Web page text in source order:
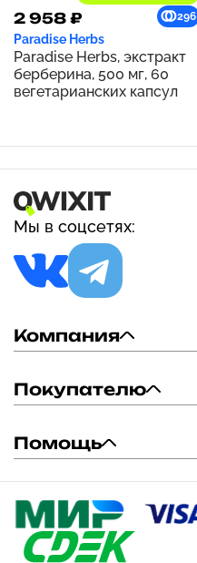
2 958 ₽ 296
Paradise Herbs
Paradise Herbs, экстракт
берберина, 500 мг, 60
вегетарианских капсул
Мы в соцсетях:
Компания
Покупателю
Помощь